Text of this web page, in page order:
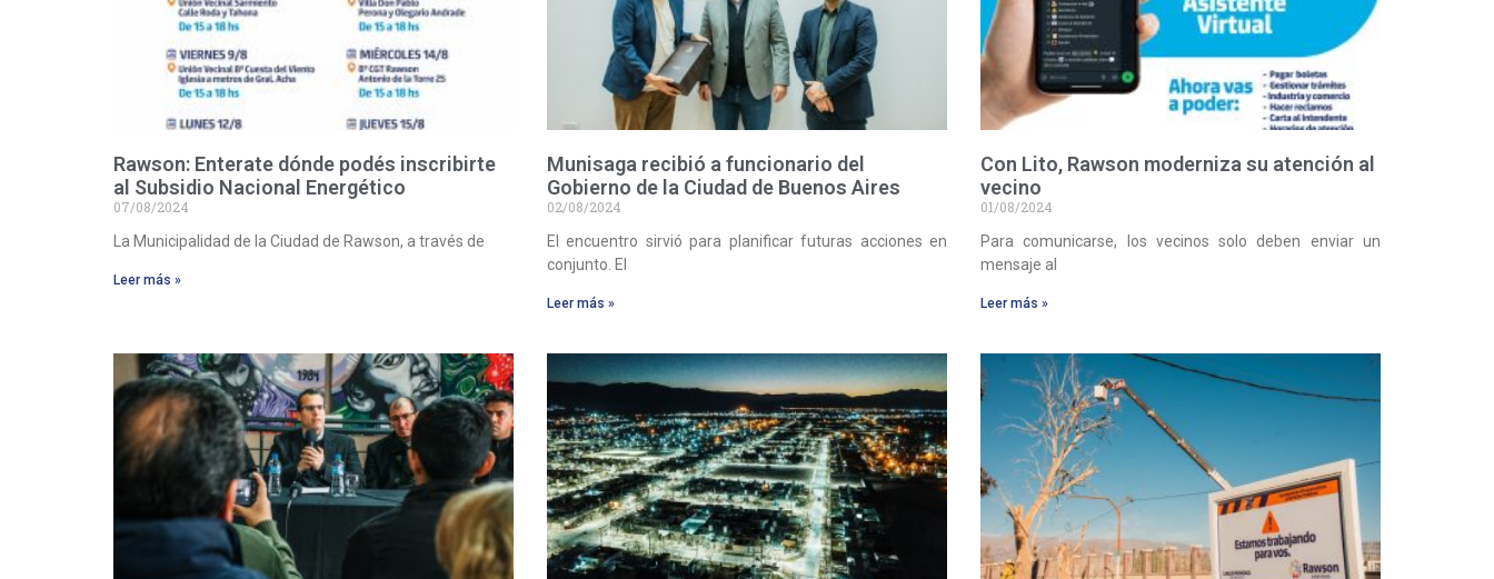
Rawson: Enterate dónde podés inscribirte
al Subsidio Nacional Energético
07/08/2024
La Municipalidad de la Ciudad de Rawson, a través de
Leer más »
Munisaga recibió a funcionario del
Gobierno de la Ciudad de Buenos Aires
02/08/2024
El encuentro sirvió para planificar futuras acciones en
conjunto. El
Leer más »
Con Lito, Rawson moderniza su atención al
vecino
01/08/2024
Para comunicarse, los vecinos solo deben enviar un
mensaje al
Leer más »